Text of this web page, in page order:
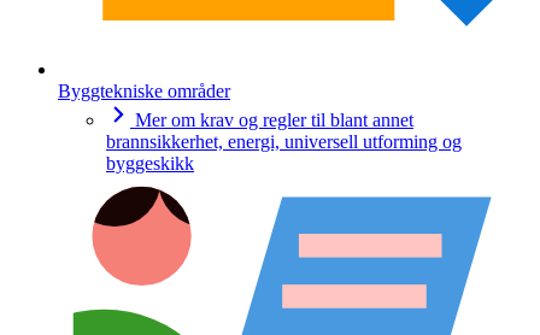
Byggtekniske områder
Mer om krav og regler til blant annet
brannsikkerhet, energi, universell utforming og
byggeskikk